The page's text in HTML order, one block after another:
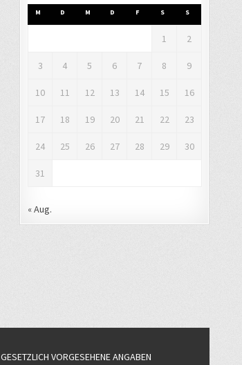
M D M D F S S
1 2
3 4 5 6 7 8 9
10 11 12 13 14 15 16
17 18 19 20 21 22 23
24 25 26 27 28 29 30
31
« Aug.
GESETZLICH VORGESEHENE ANGABEN